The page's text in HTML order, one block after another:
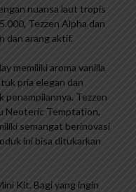
nuansa laut tropis
Tezzen Alpha dan
dan arang aktif.
memiliki aroma vanilla
pria elegan dan
penampilannya. Tezzen
Neoteric Temptation,
semangat berinovasi
ini bisa ditukarkan
Kit. Bagi yang ingin